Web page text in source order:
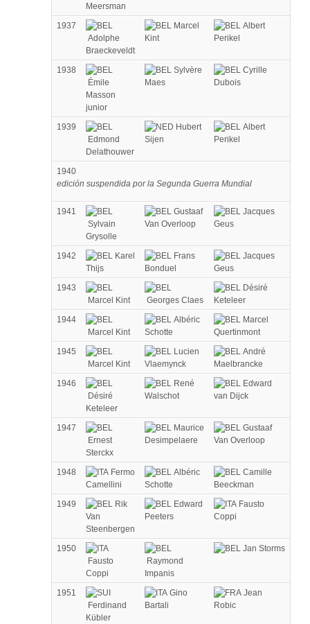
Meersman
1937
Adolphe
Braeckeveldt
Marcel
Kint
Albert
Perikel
1938
Émile
Masson
junior
Sylvère
Maes
Cyrille
Dubois
1939
Edmond
Delathouwer
Hubert
Sijen
Albert
Perikel
1940
edición suspendida por la Segunda Guerra Mundial
1941
Sylvain
Grysolle
Gustaaf
Van Overloop
Jacques
Geus
1942
Karel
Thijs
Frans
Bonduel
Jacques
Geus
1943
Marcel Kint
Georges Claes
Désiré
Keteleer
1944
Marcel Kint
Albéric
Schotte
Marcel
Quertinmont
1945
Marcel Kint
Lucien
Vlaemynck
André
Maelbrancke
1946
Désiré
Keteleer
René
Walschot
Edward
van Dijck
1947
Ernest
Sterckx
Maurice
Desimpelaere
Gustaaf
Van Overloop
1948
Fermo
Camellini
Albéric
Schotte
Camille
Beeckman
1949
Rik
Van
Steenbergen
Edward
Peeters
Fausto
Coppi
1950
Fausto
Coppi
Raymond
Impanis
Jan Storms
1951
Ferdinand
Kübler
Gino
Bartali
Jean
Robic